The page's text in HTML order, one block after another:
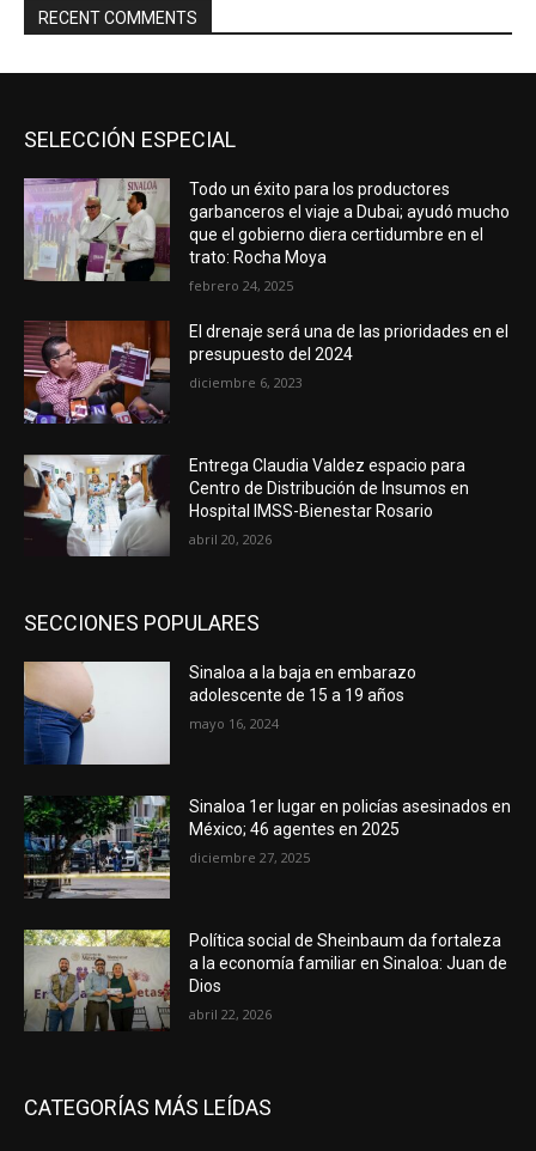
RECENT COMMENTS
SELECCIÓN ESPECIAL
Todo un éxito para los productores
garbanceros el viaje a Dubai; ayudó mucho
que el gobierno diera certidumbre en el
trato: Rocha Moya
febrero 24, 2025
El drenaje será una de las prioridades en el
presupuesto del 2024
diciembre 6, 2023
Entrega Claudia Valdez espacio para
Centro de Distribución de Insumos en
Hospital IMSS-Bienestar Rosario
abril 20, 2026
SECCIONES POPULARES
Sinaloa a la baja en embarazo
adolescente de 15 a 19 años
mayo 16, 2024
Sinaloa 1er lugar en policías asesinados en
México; 46 agentes en 2025
diciembre 27, 2025
Política social de Sheinbaum da fortaleza
a la economía familiar en Sinaloa: Juan de
Dios
abril 22, 2026
CATEGORÍAS MÁS LEÍDAS